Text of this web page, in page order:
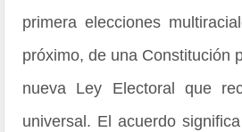
primera elecciones
próximo, de una Constitución
nueva Ley Electoral que
universal. El acuerdo